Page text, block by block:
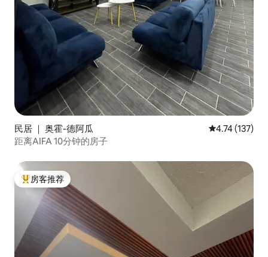
民居 ｜ 奥霍-德阿瓜 平均评分 4.74
4.74 (137)
距离AIFA 10分钟的房子
热门「房客推荐」
房客推荐